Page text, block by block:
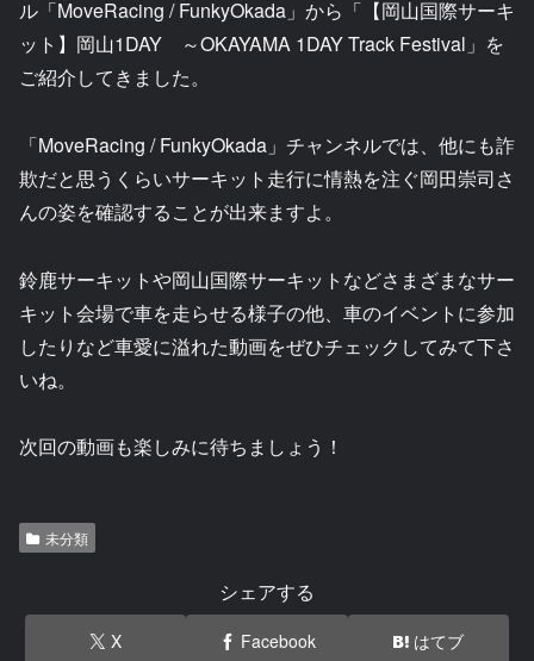
ル「MoveRacing / FunkyOkada」から「【岡山国際サーキ
ット】岡山1DAY ～OKAYAMA 1DAY Track Festival」を
ご紹介してきました。
「MoveRacing / FunkyOkada」チャンネルでは、他にも詐
欺だと思うくらいサーキット走行に情熱を注ぐ岡田崇司さ
んの姿を確認することが出来ますよ。
鈴鹿サーキットや岡山国際サーキットなどさまざまなサー
キット会場で車を走らせる様子の他、車のイベントに参加
したりなど車愛に溢れた動画をぜひチェックしてみて下さ
いね。
次回の動画も楽しみに待ちましょう！
未分類
シェアする
X Facebook はてブ